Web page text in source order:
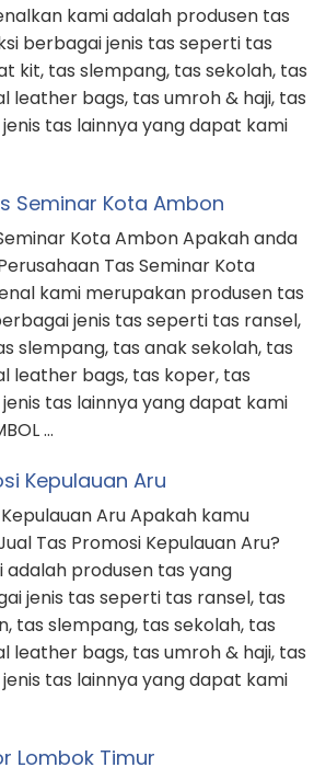
kami adalah produsen tas
berbagai jenis tas seperti tas
kit, tas slempang, tas sekolah, tas
leather bags, tas umroh & haji, tas
tas lainnya yang dapat kami
Seminar Kota Ambon
Kota Ambon Apakah anda
Tas Seminar Kota
kami merupakan produsen tas
jenis tas seperti tas ransel,
slempang, tas anak sekolah, tas
leather bags, tas koper, tas
tas lainnya yang dapat kami
…
Kepulauan Aru
Aru Apakah kamu
Tas Promosi Kepulauan Aru?
adalah produsen tas yang
jenis tas seperti tas ransel, tas
tas slempang, tas sekolah, tas
leather bags, tas umroh & haji, tas
tas lainnya yang dapat kami
Lombok Timur